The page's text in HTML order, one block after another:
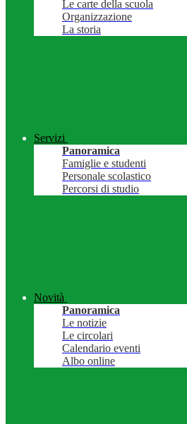
Le carte della scuola
Organizzazione
La storia
Servizi
Panoramica
Famiglie e studenti
Personale scolastico
Percorsi di studio
Novità
Panoramica
Le notizie
Le circolari
Calendario eventi
Albo online